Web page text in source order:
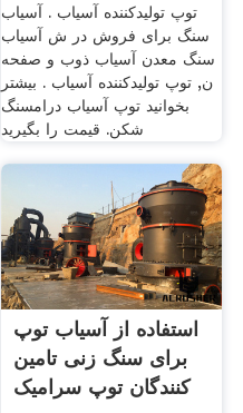
توپ تولیدکننده آسیاب . آسیاب
سنگ برای فروش در ش آسیاب
سنگ معدن آسیاب ذوب و صفحه
ن, توپ تولیدکننده آسیاب . بیشتر
بخوانید توپ آسیاب درامسنگ
شکن. قیمت را بگیرید
استفاده از آسیاب توپ
برای سنگ زنی تامین
کنندگان توپ سرامیک